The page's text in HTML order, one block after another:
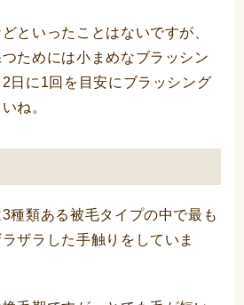
といったことはないですが、
ためには小まめなブラッシン
日に1回を目安にブラッシング
ね。
3種類ある被毛タイプの中で最も
ザラした手触りをしていま